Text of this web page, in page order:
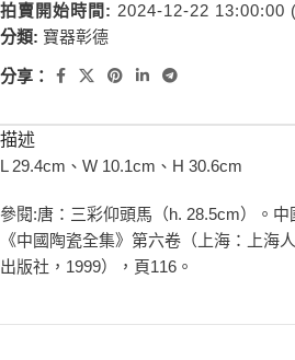
拍賣開始時間: 2024-12-22 13:00:00
分類: 寶器彰德
分享：
描述
L 29.4cm、W 10.1cm、H 30.6cm
參閱:唐：三彩仰頭馬（h. 28.5cm）。中
《中國陶瓷全集》第六卷（上海：上海
出版社，1999），頁116。